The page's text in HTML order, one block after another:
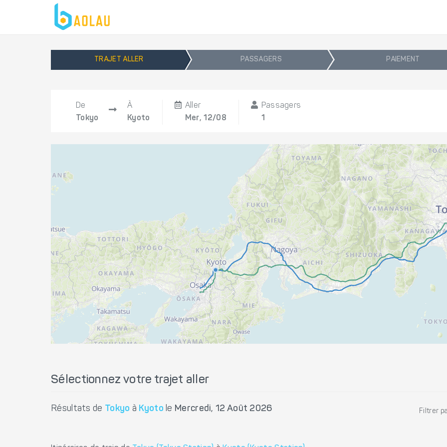
TRAJET ALLER PASSAGERS PAIEMENT
De
Tokyo
À
Kyoto
Aller
Mer, 12/08
Passagers
1
Sélectionnez votre trajet aller
Résultats de Tokyo à Kyoto le Mercredi, 12 Août 2026 Filtrer